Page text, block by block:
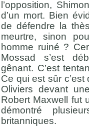
l’opposition,
d’un mort. Bien
de défendre la
meurtre, sinon
homme ruiné ?
Mossad s’est
gênant. C’est
Ce qui est sûr c’est
Oliviers devant
Robert Maxwell fut
démontré
britanniques.